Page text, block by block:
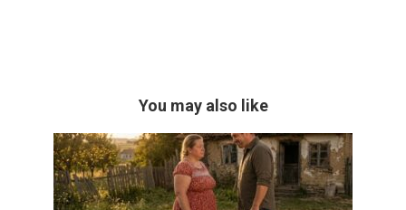
You may also like